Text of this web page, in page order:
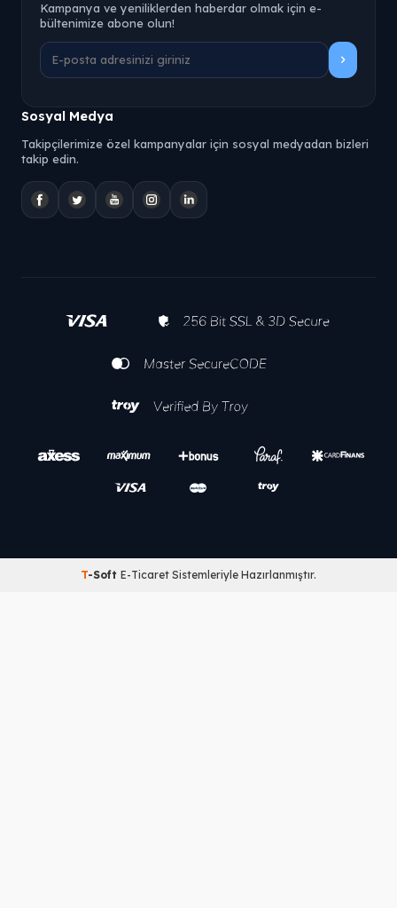
Kampanya ve yeniliklerden haberdar olmak için e-
bültenimize abone olun!
Sosyal Medya
Takipçilerimize özel kampanyalar için sosyal medyadan bizleri
takip edin.
T-Soft E-Ticaret Sistemleriyle Hazırlanmıştır.